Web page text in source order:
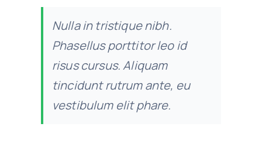
Nulla in tristique nibh.
Phasellus porttitor leo id
risus cursus. Aliquam
tincidunt rutrum ante, eu
vestibulum elit phare.